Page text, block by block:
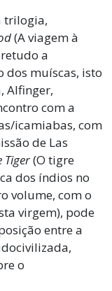
trilogia,
(A viagem à
a
dos muíscas, isto
Alfinger,
com a
icamiabas, com
de Las
Tiger(O tigre
dos índios no
volume, com o
virgem), pode
entre a
o